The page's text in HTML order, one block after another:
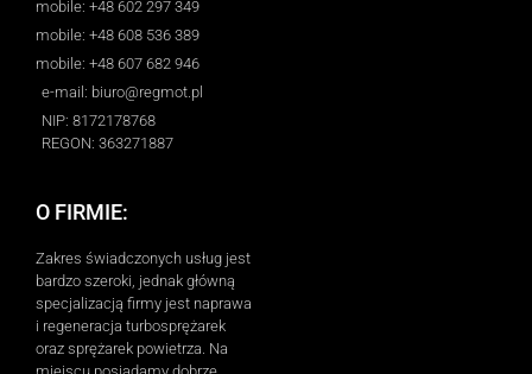
mobile: +48 602 297 349
mobile: +48 608 536 389
mobile: +48 607 682 946
e-mail: biuro@regmot.pl
NIP: 8172178768
REGON: 363271887
O FIRMIE:
Zakres świadczonych usług jest
bardzo szeroki, jednak główną
specjalizacją firmy jest naprawa
i regeneracja turbosprężarek
oraz sprężarek powietrza. Na
miejscu posiadamy dobrze